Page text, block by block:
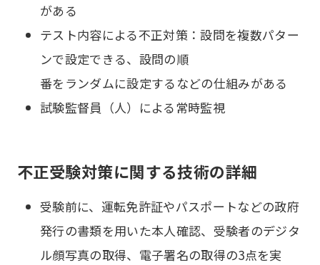
がある
テスト内容による不正対策：設問を複数パター
ンで設定できる、設問の順
番をランダムに設定するなどの仕組みがある
試験監督員（人）による常時監視
不正受験対策に関する技術の詳細
受験前に、運転免許証やパスポートなどの政府
発行の書類を用いた本人確認、受験者のデジタ
ル顔写真の取得、電子署名の取得の3点を実